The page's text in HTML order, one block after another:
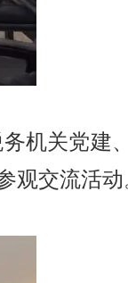
机关党建
交流活动